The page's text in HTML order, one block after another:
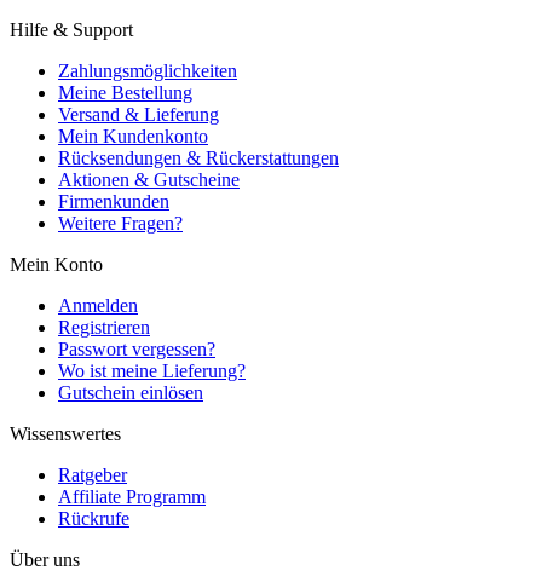
Hilfe & Support
Zahlungsmöglichkeiten
Meine Bestellung
Versand & Lieferung
Mein Kundenkonto
Rücksendungen & Rückerstattungen
Aktionen & Gutscheine
Firmenkunden
Weitere Fragen?
Mein Konto
Anmelden
Registrieren
Passwort vergessen?
Wo ist meine Lieferung?
Gutschein einlösen
Wissenswertes
Ratgeber
Affiliate Programm
Rückrufe
Über uns